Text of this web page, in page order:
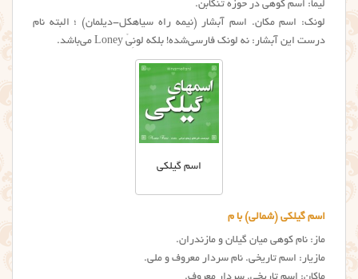
لیما: اسم کوهی در حوزه تنکابن.
لونک: اسم مکان. اسم آبشار (نیمه راه سیاهکل-دیلمان) ؛ البته نام
درست این آبشار: نه لونک فارسی‌شده! بلکه لونِیْ Loney می‌باشد.
اسم گیلکی
اسم گیلکی (شمالی) با م
ماز: نام کوهی میان گیلان و مازندران.
مازیار: اسم تاریخی. نام سردار معروف و ملی.